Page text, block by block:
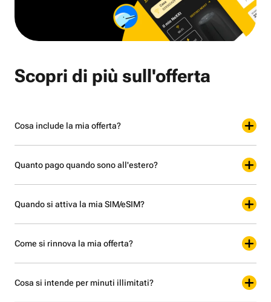
Scopri di più sull'offerta
Cosa include la mia offerta?
Quanto pago quando sono all'estero?
Quando si attiva la mia SIM/eSIM?
Come si rinnova la mia offerta?
Cosa si intende per minuti illimitati?